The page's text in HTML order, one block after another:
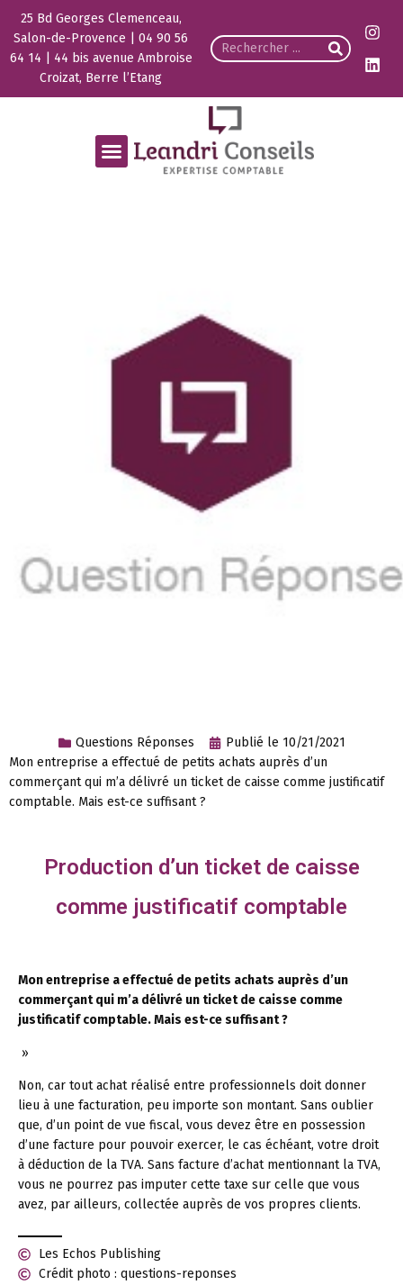
25 Bd Georges Clemenceau,
Salon-de-Provence | 04 90 56
64 14 | 44 bis avenue Ambroise
Croizat, Berre l’Etang
Questions Réponses Publié le 10/21/2021
Mon entreprise a effectué de petits achats auprès d’un
commerçant qui m’a délivré un ticket de caisse comme justificatif
comptable. Mais est-ce suffisant ?
Production d’un ticket de caisse
comme justificatif comptable
Mon entreprise a effectué de petits achats auprès d’un
commerçant qui m’a délivré un ticket de caisse comme
justificatif comptable. Mais est-ce suffisant ?
»
Non, car tout achat réalisé entre professionnels doit donner
lieu à une facturation, peu importe son montant. Sans oublier
que, d’un point de vue fiscal, vous devez être en possession
d’une facture pour pouvoir exercer, le cas échéant, votre droit
à déduction de la TVA. Sans facture d’achat mentionnant la TVA,
vous ne pourrez pas imputer cette taxe sur celle que vous
avez, par ailleurs, collectée auprès de vos propres clients.
Les Echos Publishing
Crédit photo : questions-reponses